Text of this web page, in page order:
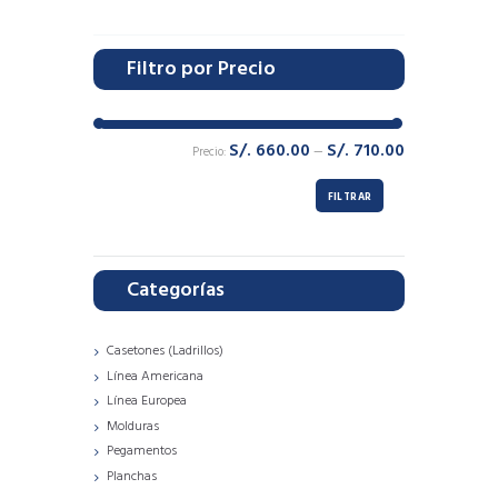
Filtro por Precio
FILTRAR
Precio: S/. 660.00 — S/. 710.00
Categorías
Casetones (Ladrillos)
Línea Americana
Línea Europea
Molduras
Pegamentos
Planchas